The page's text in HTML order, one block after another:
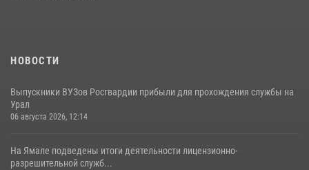
НОВОСТИ
Выпускники ВУЗов Росгвардии прибыли для прохождения службы на
Урал
06 августа 2026, 12:14
На Ямале подведены итоги деятельности лицензионно-
разрешительной служб...